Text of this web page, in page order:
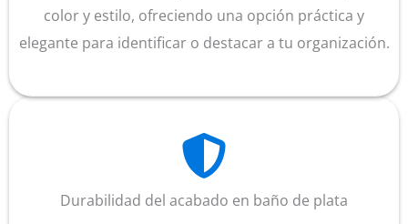
color y estilo, ofreciendo una opción práctica y
elegante para identificar o destacar a tu organización.
Durabilidad del acabado en baño de plata